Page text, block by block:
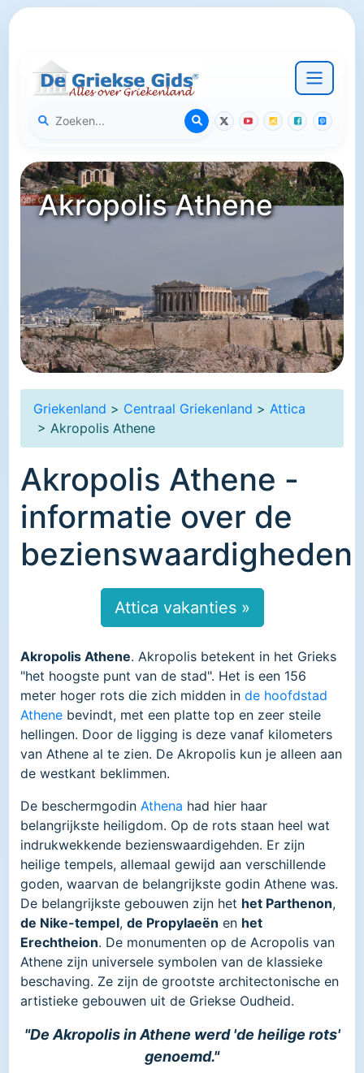
Akropolis Athene
Griekenland > Centraal Griekenland > Attica
> Akropolis Athene
Akropolis Athene -
informatie over de
bezienswaardigheden
Attica vakanties »
Akropolis Athene. Akropolis betekent in het Grieks
"het hoogste punt van de stad". Het is een 156
meter hoger rots die zich midden in de hoofdstad
Athene bevindt, met een platte top en zeer steile
hellingen. Door de ligging is deze vanaf kilometers
van Athene al te zien. De Akropolis kun je alleen aan
de westkant beklimmen.
De beschermgodin Athena had hier haar
belangrijkste heiligdom. Op de rots staan heel wat
indrukwekkende bezienswaardigehden. Er zijn
heilige tempels, allemaal gewijd aan verschillende
goden, waarvan de belangrijkste godin Athene was.
De belangrijkste gebouwen zijn het het Parthenon,
de Nike-tempel, de Propylaeën en het
Erechtheion. De monumenten op de Acropolis van
Athene zijn universele symbolen van de klassieke
beschaving. Ze zijn de grootste architectonische en
artistieke gebouwen uit de Griekse Oudheid.
"De Akropolis in Athene werd 'de heilige rots'
genoemd."